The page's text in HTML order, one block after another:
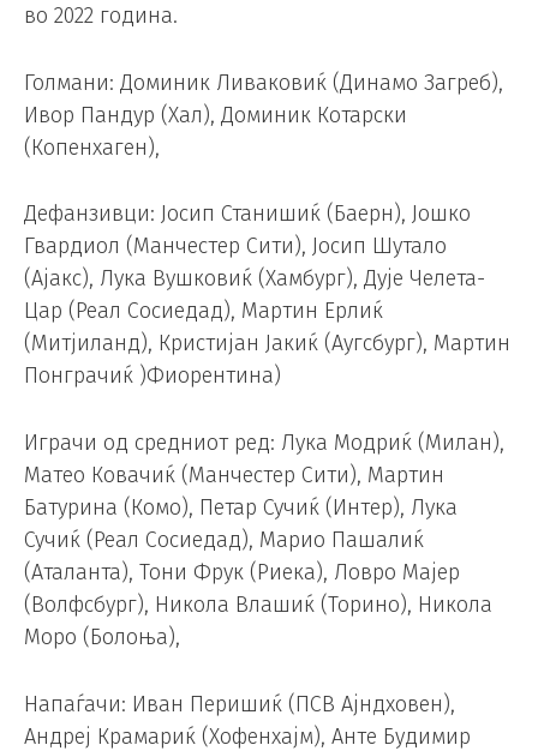
во 2022 година.
Голмани: Доминик Ливаковиќ (Динамо Загреб),
Ивор Пандур (Хал), Доминик Котарски
(Копенхаген),
Дефанзивци: Јосип Станишиќ (Баерн), Јошко
Гвардиол (Манчестер Сити), Јосип Шутало
(Ајакс), Лука Вушковиќ (Хамбург), Дује Челета-
Цар (Реал Сосиедад), Мартин Ерлиќ
(Митјиланд), Кристијан Јакиќ (Аугсбург), Мартин
Понграчиќ )Фиорентина)
Играчи од средниот ред: Лука Модриќ (Милан),
Матео Ковачиќ (Манчестер Сити), Мартин
Батурина (Комо), Петар Сучиќ (Интер), Лука
Сучиќ (Реал Сосиедад), Марио Пашалиќ
(Аталанта), Тони Фрук (Риека), Ловро Мајер
(Волфсбург), Никола Влашиќ (Торино), Никола
Моро (Болоња),
Напаѓачи: Иван Перишиќ (ПСВ Ајндховен),
Андреј Крамариќ (Хофенхајм), Анте Будимир